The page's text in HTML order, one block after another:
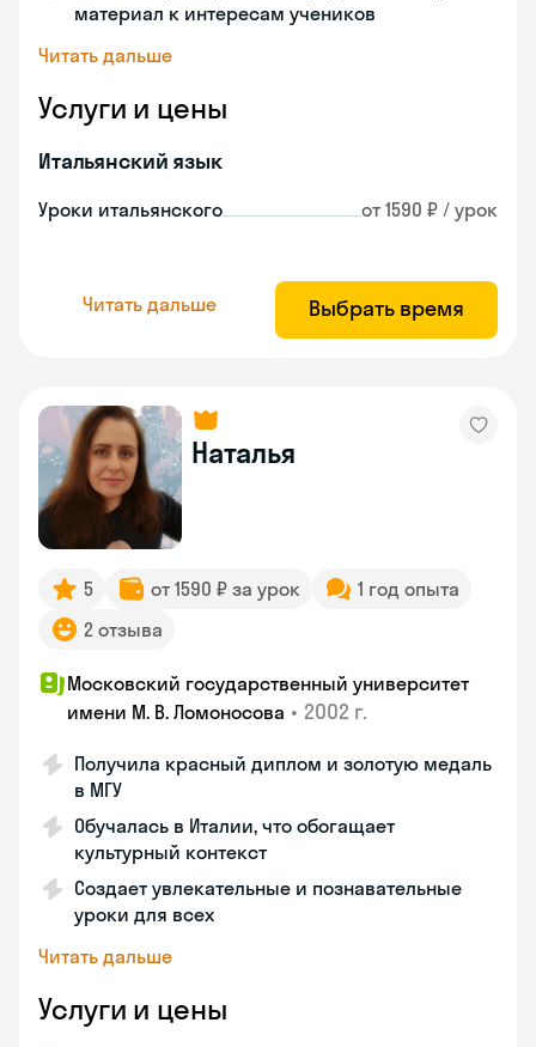
материал к интересам учеников
Читать дальше
Услуги и цены
Итальянский язык
Уроки итальянского от 1590 ₽ / урок
Читать дальше Выбрать время
Наталья
5 от 1590 ₽ за урок
1 год опыта
2 отзыва
Московский государственный университет
имени М. В. Ломоносова • 2002 г.
Получила красный диплом и золотую медаль
в МГУ
Обучалась в Италии, что обогащает
культурный контекст
Создает увлекательные и познавательные
уроки для всех
Читать дальше
Услуги и цены